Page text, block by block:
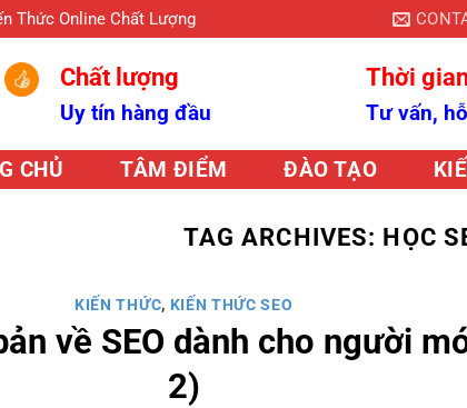
Thức Online Chất Lượng
Chất lượng
Uy tín hàng đầu
Thời
Tư vấn,
CHỦ TÂM ĐIỂM ĐÀO TẠO
TAG ARCHIVES: HỌC
KIẾN THỨC, KIẾN THỨC SEO
về SEO dành cho người
2)